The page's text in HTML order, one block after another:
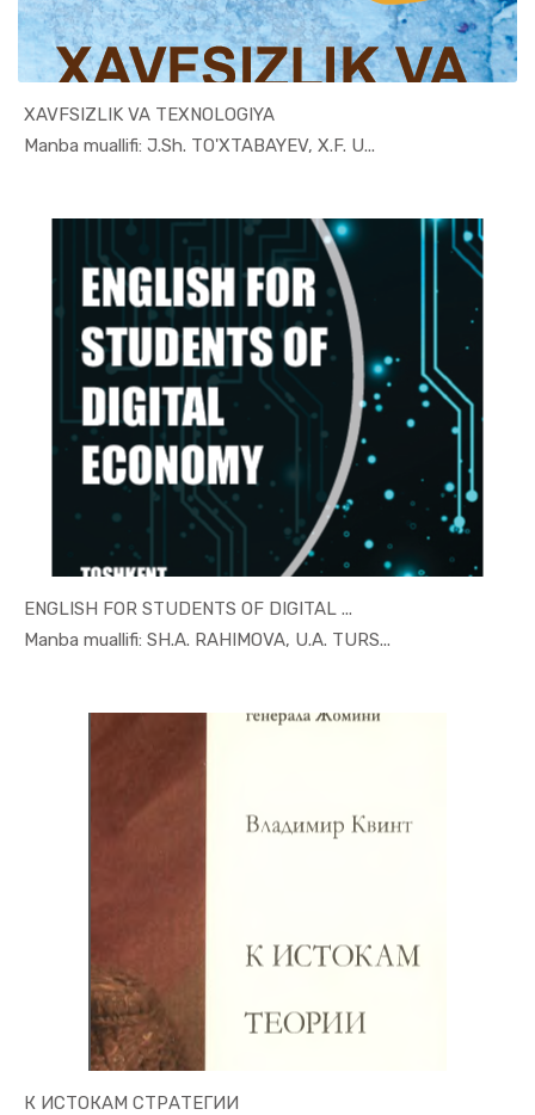
XAVFSIZLIK VA TEXNOLOGIYA
Manba muallifi: J.Sh. TO'XTABAYEV, X.F. U...
In Iqtisod...
ENGLISH FOR STUDENTS OF DIGITAL ...
Manba muallifi: SH.A. RAHIMOVA, U.A. TURS...
In Iqtisod...
К ИСТОКАМ СТРАТЕГИИ